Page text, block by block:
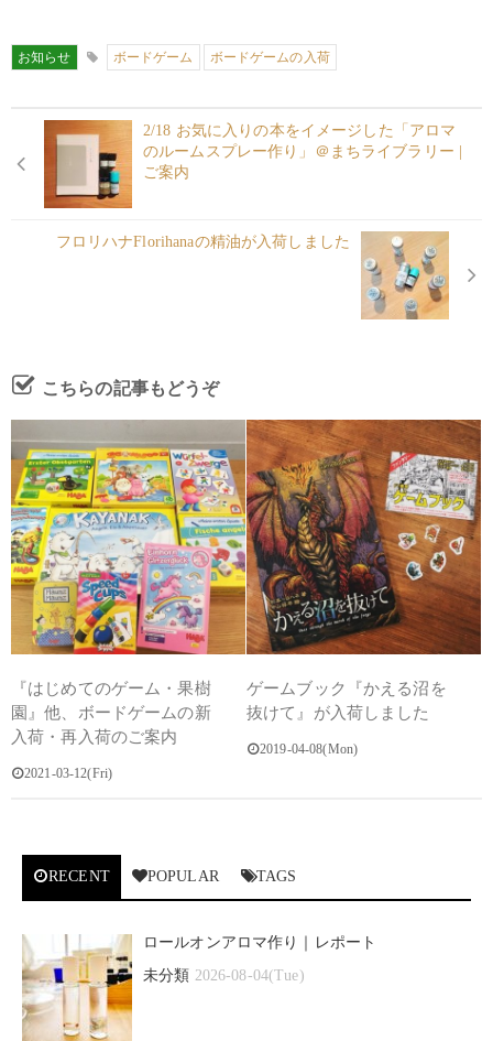
お知らせ ボードゲーム ボードゲームの入荷
2/18 お気に入りの本をイメージした「アロマ
のルームスプレー作り」＠まちライブラリー |
ご案内
フロリハナFlorihanaの精油が入荷しました
こちらの記事もどうぞ
『はじめてのゲーム・果樹
園』他、ボードゲームの新
入荷・再入荷のご案内
2021-03-12(Fri)
ゲームブック『かえる沼を
抜けて』が入荷しました
2019-04-08(Mon)
RECENT POPULAR TAGS
ロールオンアロマ作り｜レポート
未分類 2026-08-04(Tue)